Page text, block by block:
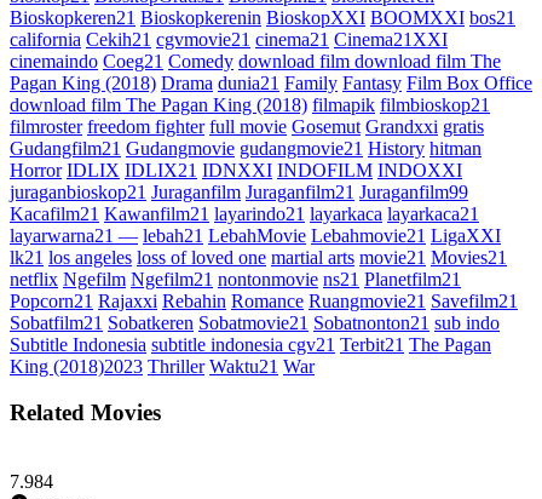
Bioskopkeren21 Bioskopkerenin BioskopXXI BOOMXXI bos21
california Cekih21 cgvmovie21 cinema21 Cinema21XXI
cinemaindo Coeg21 Comedy download film download film The
Pagan King (2018) Drama dunia21 Family Fantasy Film Box Office
download film The Pagan King (2018) filmapik filmbioskop21
filmroster freedom fighter full movie Gosemut Grandxxi gratis
Gudangfilm21 Gudangmovie gudangmovie21 History hitman
Horror IDLIX IDLIX21 IDNXXI INDOFILM INDOXXI
juraganbioskop21 Juraganfilm Juraganfilm21 Juraganfilm99
Kacafilm21 Kawanfilm21 layarindo21 layarkaca layarkaca21
layarwarna21 — lebah21 LebahMovie Lebahmovie21 LigaXXI
lk21 los angeles loss of loved one martial arts movie21 Movies21
netflix Ngefilm Ngefilm21 nontonmovie ns21 Planetfilm21
Popcorn21 Rajaxxi Rebahin Romance Ruangmovie21 Savefilm21
Sobatfilm21 Sobatkeren Sobatmovie21 Sobatnonton21 sub indo
Subtitle Indonesia subtitle indonesia cgv21 Terbit21 The Pagan
King (2018)2023 Thriller Waktu21 War
Related Movies
7.984